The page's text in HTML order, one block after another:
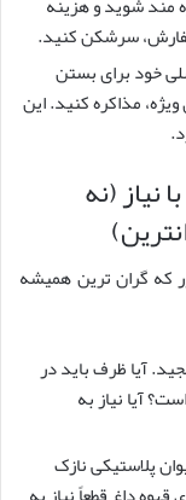
سرشکن کنید.
خود برای بستن
مذاکره کنید. این
نیاز (نه
که گران ترین همیشه
آیا ظرف باید در
آیا نیاز به
پلاستیکی نازک